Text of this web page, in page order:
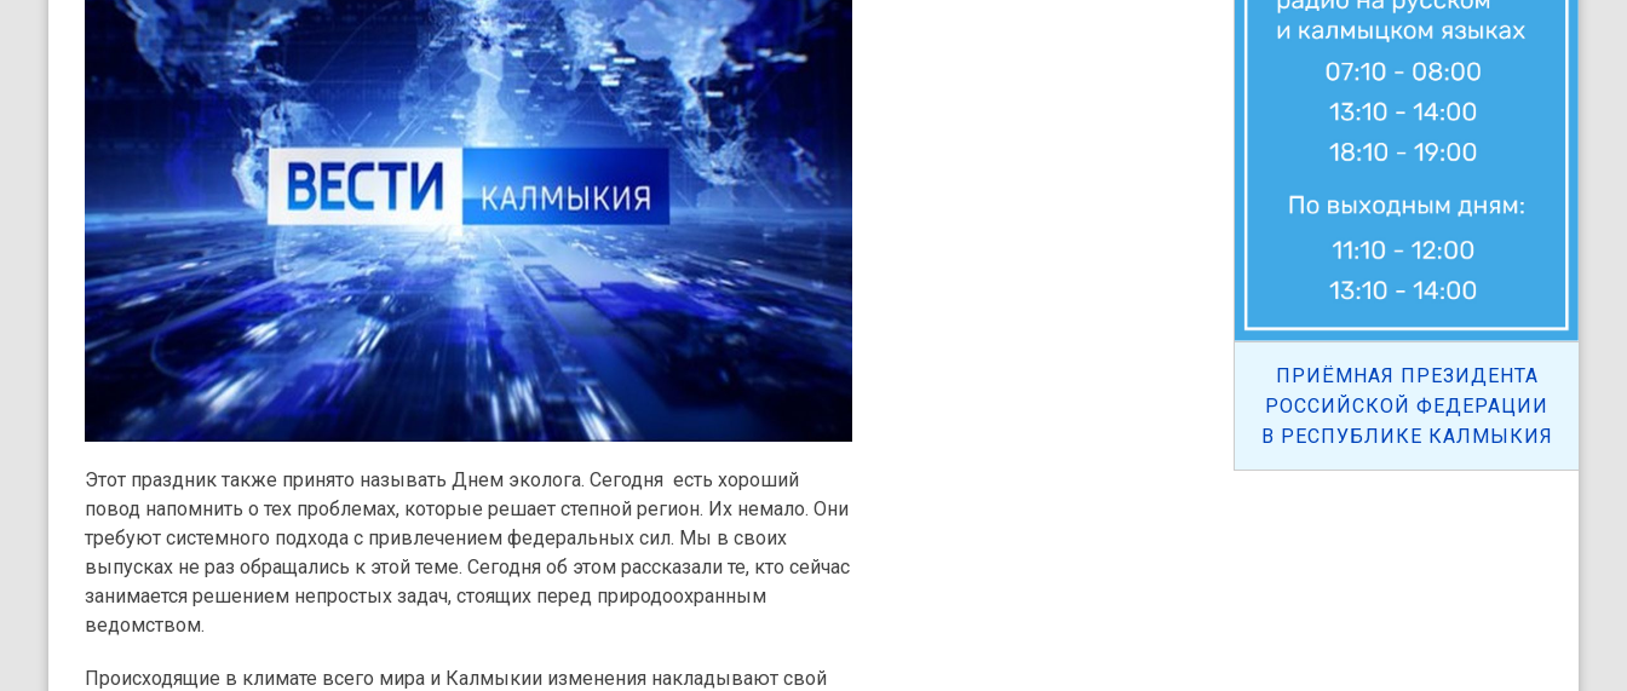
Этот праздник также принято называть Днем эколога. Сегодня есть хороший
повод напомнить о тех проблемах, которые решает степной регион. Их немало. Они
требуют системного подхода с привлечением федеральных сил. Мы в своих
выпусках не раз обращались к этой теме. Сегодня об этом рассказали те, кто сейчас
занимается решением непростых задач, стоящих перед природоохранным
ведомством.
Происходящие в климате всего мира и Калмыкии изменения накладывают свой
ПРИЁМНАЯ ПРЕЗИДЕНТА
РОССИЙСКОЙ ФЕДЕРАЦИИ
В РЕСПУБЛИКЕ КАЛМЫКИЯ